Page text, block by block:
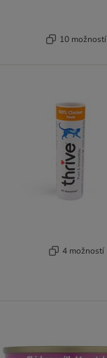
10 možností
4 možností